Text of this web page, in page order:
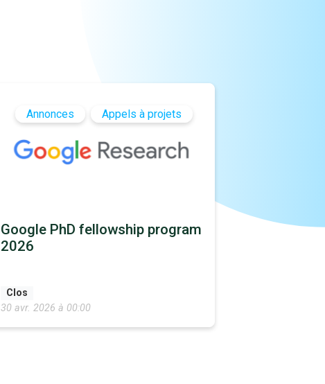
Annonces Appels à projets
Google PhD fellowship program
2026
Clos
30 avr. 2026 à 00:00